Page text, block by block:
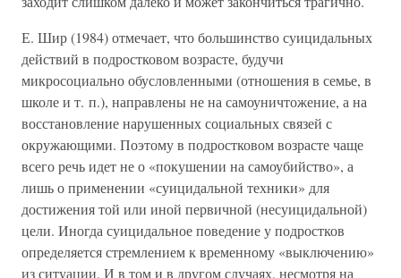
Е. Шир (1984) отмечает, что большинство суицидальных
действий в подростковом возрасте, будучи
микросоциально обусловленными (отношения в семье, в
школе и т. п.), направлены не на самоуничтожение, а на
восстановление нарушенных социальных связей с
окружающими. Поэтому в подростковом возрасте чаще
всего речь идет не о «покушении на самоубийство», а
лишь о применении «суицидальной техники» для
достижения той или иной первичной (несуицидальной)
цели. Иногда суицидальное поведение у подростков
определяется стремлением к временному «выключению»
из ситуации. И в том и в другом случаях, несмотря на